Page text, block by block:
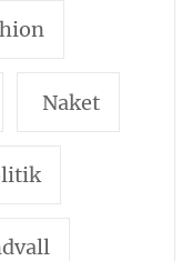
Naket